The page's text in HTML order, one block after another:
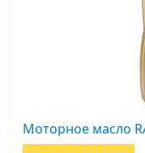
Моторное масло